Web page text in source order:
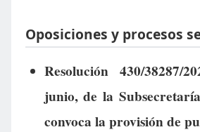
Oposiciones y procesos
Resolución 430/38287/
junio, de la
convoca la provisión de